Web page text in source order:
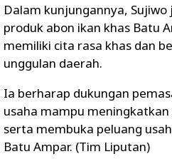
Dalam kunjungannya,
produk abon ikan khas Batu
memiliki cita rasa khas dan
unggulan daerah.
Ia berharap dukungan
usaha mampu
serta membuka peluang
Batu Ampar. (Tim Liputan)